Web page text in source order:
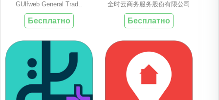
GUlfweb General Trad..
Бесплатно
全时云商务服务股份有限公司
Бесплатно